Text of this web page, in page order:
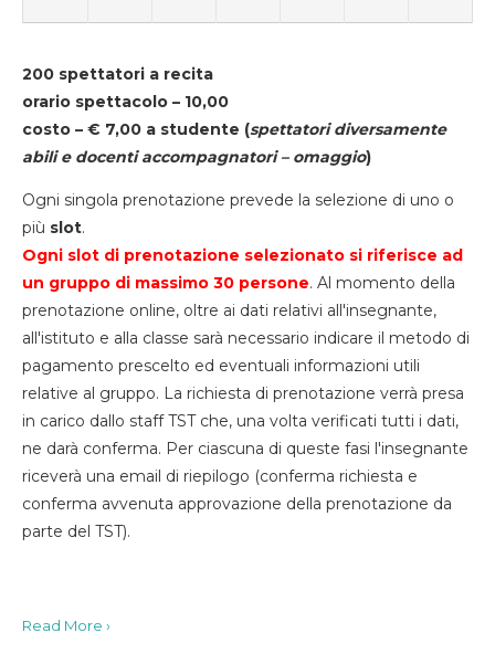
200 spettatori a recita
orario spettacolo – 10,00
costo – € 7,00 a studente (spettatori diversamente
abili e docenti accompagnatori – omaggio)
Ogni singola prenotazione prevede la selezione di uno o
più slot.
Ogni slot di prenotazione selezionato si riferisce ad
un gruppo di massimo 30 persone. Al momento della
prenotazione online, oltre ai dati relativi all'insegnante,
all'istituto e alla classe sarà necessario indicare il metodo di
pagamento prescelto ed eventuali informazioni utili
relative al gruppo. La richiesta di prenotazione verrà presa
in carico dallo staff TST che, una volta verificati tutti i dati,
ne darà conferma. Per ciascuna di queste fasi l'insegnante
riceverà una email di riepilogo (conferma richiesta e
conferma avvenuta approvazione della prenotazione da
parte del TST).
Read More ›